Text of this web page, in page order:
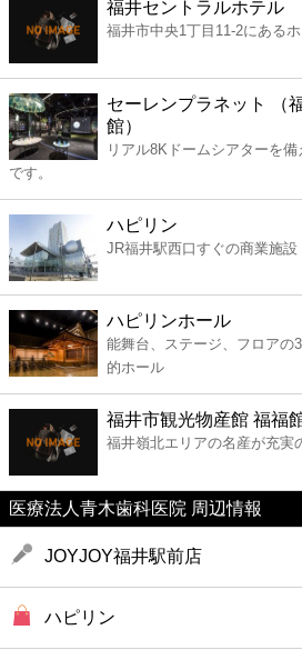
スーパー
エンタメ
レジャー
書店
ファーストフード
カフェ
銀行
福井セントラルホテル
福井市中央1丁目11-2にある
セーレンプラネット （
館）
リアル8Kドームシアターを
です。
ハピリン
JR福井駅西口すぐの商業施設
ハピリンホール
能舞台、ステージ、フロアの
的ホール
福井市観光物産館 福福
福井嶺北エリアの名産が充実
医療法人青木歯科医院 周辺情報
JOYJOY福井駅前店
ハピリン